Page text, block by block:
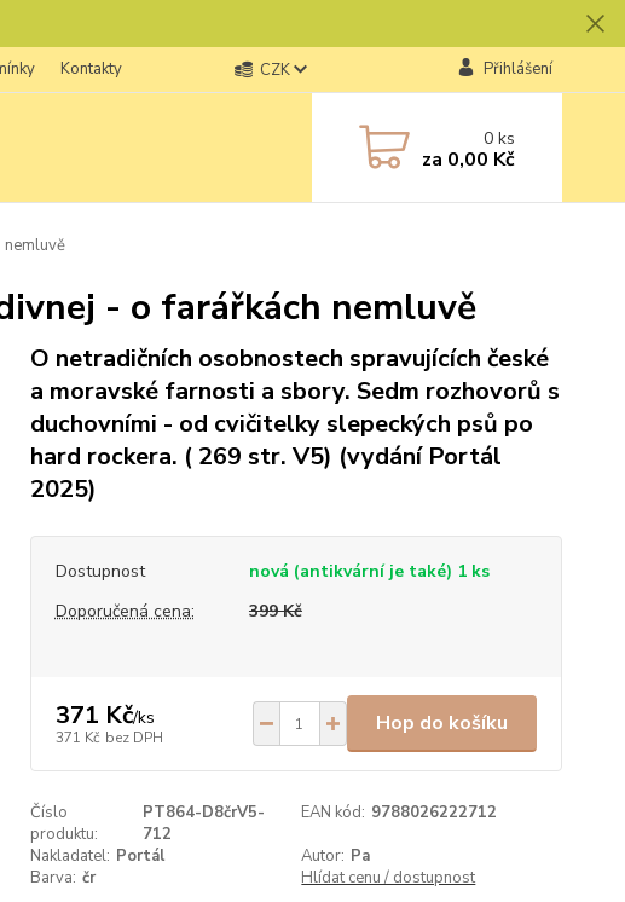
Kontakty CZK Přihlášení
0ks
za 0,00 Kč
nemluvě
- o farářkách nemluvě
O netradičních osobnostech spravujících české
a moravské farnosti a sbory. Sedm rozhovorů s
duchovními - od cvičitelky slepeckých psů po
hard rockera. ( 269 str. V5) (vydání Portál
2025)
Dostupnost
nová (antikvární je také) 1 ks
Doporučená cena:
399 Kč
371 Kč/ks
371 Kč bez DPH
Hop do košíku
Číslo
produktu:
PT864-D8črV5-
712
EAN kód: 9788026222712
Nakladatel: Portál Autor: Pa
Barva: čr Hlídat cenu / dostupnost